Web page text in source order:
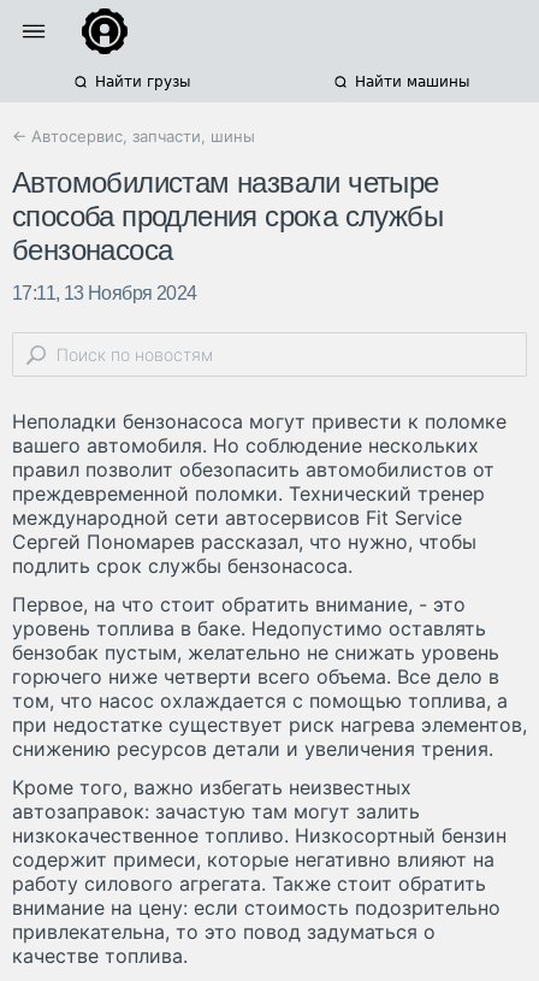
Найти грузы Найти машины
← Автосервис, запчасти, шины
Автомобилистам назвали четыре
способа продления срока службы
бензонасоса
17:11, 13 Ноября 2024
Неполадки бензонасоса могут привести к поломке
вашего автомобиля. Но соблюдение нескольких
правил позволит обезопасить автомобилистов от
преждевременной поломки. Технический тренер
международной сети автосервисов Fit Service
Сергей Пономарев рассказал, что нужно, чтобы
подлить срок службы бензонасоса.
Первое, на что стоит обратить внимание, - это
уровень топлива в баке. Недопустимо оставлять
бензобак пустым, желательно не снижать уровень
горючего ниже четверти всего объема. Все дело в
том, что насос охлаждается с помощью топлива, а
при недостатке существует риск нагрева элементов,
снижению ресурсов детали и увеличения трения.
Кроме того, важно избегать неизвестных
автозаправок: зачастую там могут залить
низкокачественное топливо. Низкосортный бензин
содержит примеси, которые негативно влияют на
работу силового агрегата. Также стоит обратить
внимание на цену: если стоимость подозрительно
привлекательна, то это повод задуматься о
качестве топлива.